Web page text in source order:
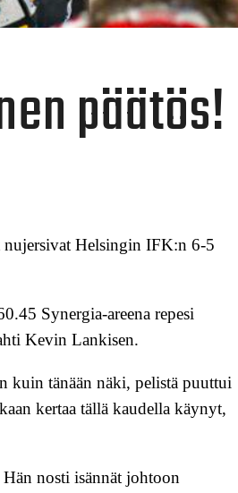
päätös!
Helsingin IFK:n 6-5
Synergia-areena repesi
Kevin Lankisen.
tänään näki, pelistä puuttui
kertaa tällä kaudella käynyt,
Hän nosti isännät johtoon